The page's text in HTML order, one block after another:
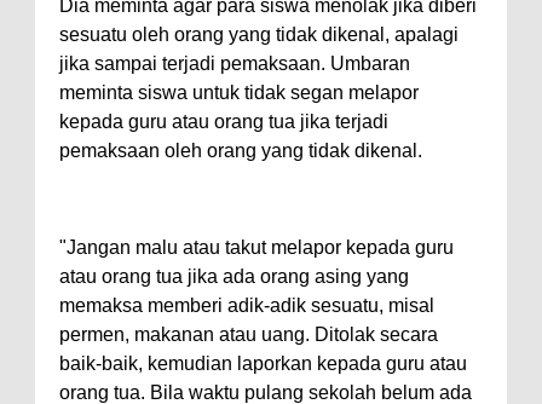
Dia meminta agar para siswa menolak jika diberi
sesuatu oleh orang yang tidak dikenal, apalagi
jika sampai terjadi pemaksaan. Umbaran
meminta siswa untuk tidak segan melapor
kepada guru atau orang tua jika terjadi
pemaksaan oleh orang yang tidak dikenal.
"Jangan malu atau takut melapor kepada guru
atau orang tua jika ada orang asing yang
memaksa memberi adik-adik sesuatu, misal
permen, makanan atau uang. Ditolak secara
baik-baik, kemudian laporkan kepada guru atau
orang tua. Bila waktu pulang sekolah belum ada